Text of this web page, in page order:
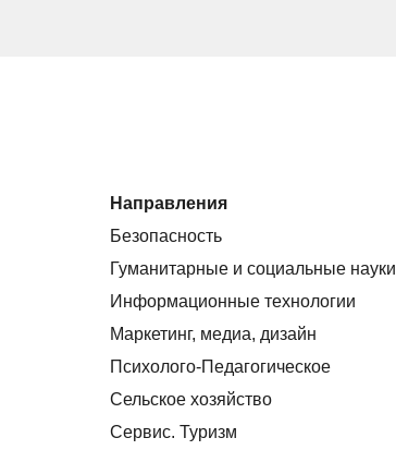
Направления
Безопасность
Гуманитарные и социальные науки
Информационные технологии
Маркетинг, медиа, дизайн
Психолого-Педагогическое
Сельское хозяйство
Сервис. Туризм